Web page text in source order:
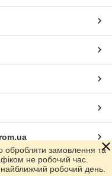
обробляти замовлення та
не робочий час.
робочий день.